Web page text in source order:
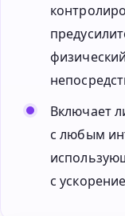
Включает
с любым
с